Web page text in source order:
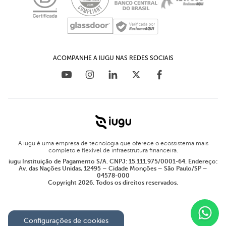
ACOMPANHE A IUGU NAS REDES SOCIAIS
A iugu é uma empresa de tecnologia que oferece o ecossistema mais
completo e flexível de infraestrutura financeira.
iugu Instituição de Pagamento S/A. CNPJ: 15.111.975/0001-64. Endereço:
Av. das Nações Unidas, 12495 – Cidade Monções – São Paulo/SP –
04578-000
Copyright 2026. Todos os direitos reservados.
Configurações de cookies